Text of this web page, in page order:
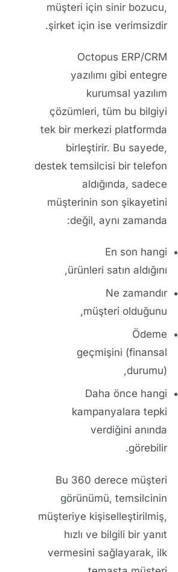
müşteri için sinir bozucu,
şirket için iseverimsizdir
.
Octopus ERP/CRM
yazılımı gibi entegre
kurumsal yazılım
çözümleri, tüm bu bilgiyi
tek bir merkezi platformda
birleştirir. Bu sayede,
destek temsilcisi bir telefon
aldığında, sadece
müşterinin son şikayetini
değil, aynı zamanda:
En son hangi
ürünleri satın aldığını,
Ne zamandır
müşteri olduğunu,
Ödeme
geçmişini (finansal
durumu),
Daha önce hangi
kampanyalara tepki
verdiğini anında
görebilir.
Bu 360 derece müşteri
görünümü, temsilcinin
müşteriye kişiselleştirilmiş,
hızlı ve bilgili bir yanıt
vermesini sağlayarak, ilk